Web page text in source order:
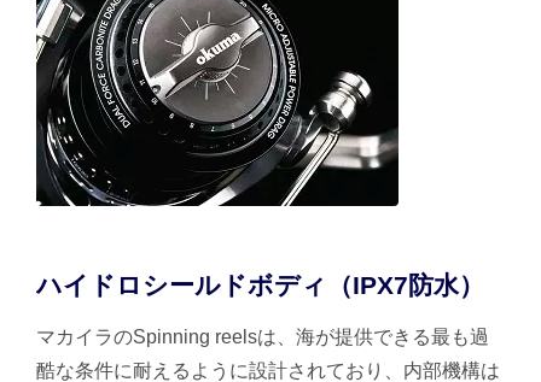
ハイドロシールドボディ（IPX7防水）
マカイラのSpinning reelsは、海が提供できる最も過
酷な条件に耐えるように設計されており、内部機構は